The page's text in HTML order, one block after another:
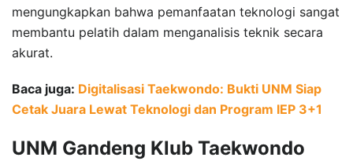
mengungkapkan bahwa pemanfaatan teknologi sangat
membantu pelatih dalam menganalisis teknik secara
akurat.
Baca juga: Digitalisasi Taekwondo: Bukti UNM Siap
Cetak Juara Lewat Teknologi dan Program IEP 3+1
UNM Gandeng Klub Taekwondo